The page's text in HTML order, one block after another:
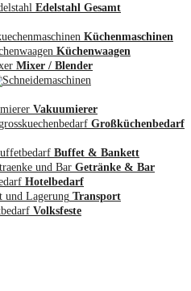
Edelstahl Gesamt
Küchenmaschinen
Küchenwaagen
Mixer / Blender
Vakuumierer
Großküchenbedarf
Buffet & Bankett
Getränke & Bar
Hotelbedarf
Transport
Volksfeste